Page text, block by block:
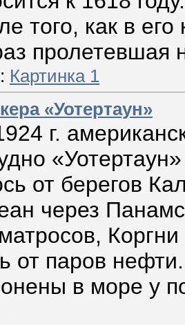
того, как в
пролетевшая
Картинка 1
«Уотертаун»
г.
«Уотертаун»
от берегов
через
от паров
в море у